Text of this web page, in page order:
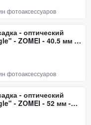
фотоаксессуаров
- оптический
- ZOMEI - 40.5 мм -
фотоаксессуаров
- оптический
- ZOMEI - 52 мм -